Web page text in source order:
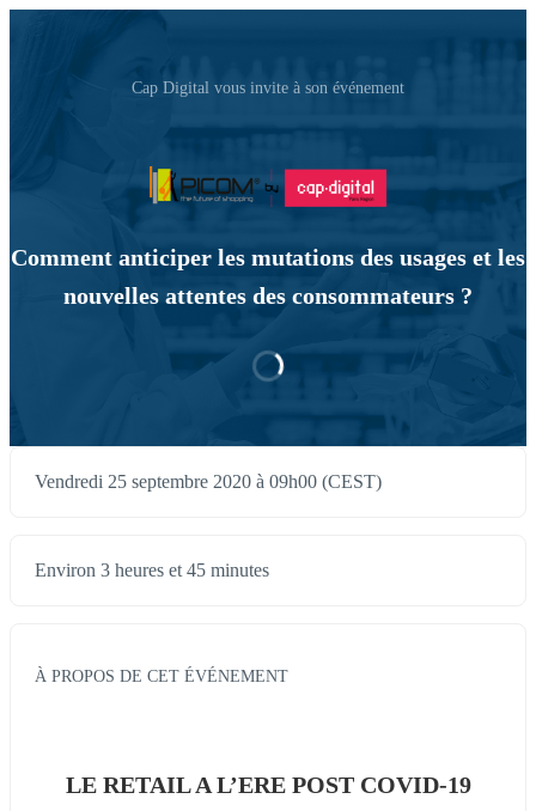
Cap Digital vous invite à son événement
Comment anticiper les mutations des usages et les
nouvelles attentes des consommateurs ?
Vendredi 25 septembre 2020 à 09h00 (CEST)
Environ 3 heures et 45 minutes
À PROPOS DE CET ÉVÉNEMENT
LE RETAIL A L’ERE POST COVID-19